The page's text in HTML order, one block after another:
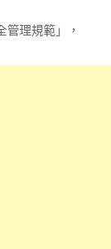
管理規範」，